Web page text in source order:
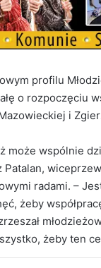
profilu
o rozpoczęciu
i
może wspólnie
Patalan,
radami. –
żeby
żeby ten